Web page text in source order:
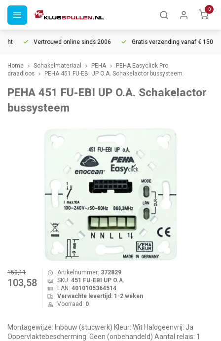
0
Vertrouwd online sinds 2006 Gratis verzending vanaf € 150
Home Schakelmateriaal PEHA
PEHA Easyclick Pro
draadloos
PEHA 451 FU-EBI UP O.A. Schakelactor bussysteem
PEHA 451 FU-EBI UP O.A. Schakelactor
bussysteem
150,11
103,58
Artikelnummer: 372829
SKU: 451 FU-EBI UP O.A.
EAN: 4010105364514
Verwachte levertijd: 1-2 weken
Voorraad: 0
Montagewijze: Inbouw (stucwerk) Kleur: Wit Halogeenvrij: Ja
Oppervlaktebescherming: Geen (onbehandeld) Aantal relais: 1